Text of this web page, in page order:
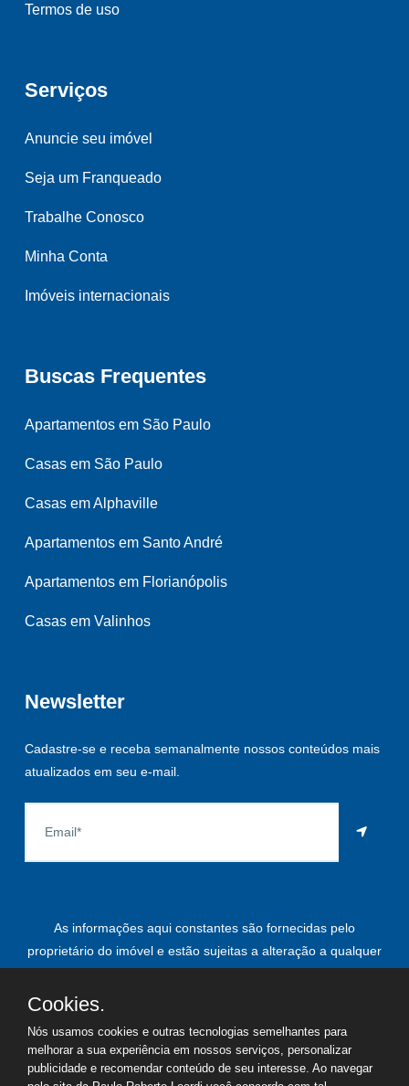
Termos de uso
Serviços
Anuncie seu imóvel
Seja um Franqueado
Trabalhe Conosco
Minha Conta
Imóveis internacionais
Buscas Frequentes
Apartamentos em São Paulo
Casas em São Paulo
Casas em Alphaville
Apartamentos em Santo André
Apartamentos em Florianópolis
Casas em Valinhos
Newsletter
Cadastre-se e receba semanalmente nossos conteúdos mais
atualizados em seu e-mail.
As informações aqui constantes são fornecidas pelo
proprietário do imóvel e estão sujeitas a alteração a qualquer
momento.
©2026 Copyright - Paulo Roberto Leardi | Todos os direitos
reservados
Cookies.
Nós usamos cookies e outras tecnologias semelhantes para
melhorar a sua experiência em nossos serviços, personalizar
publicidade e recomendar conteúdo de seu interesse. Ao navegar